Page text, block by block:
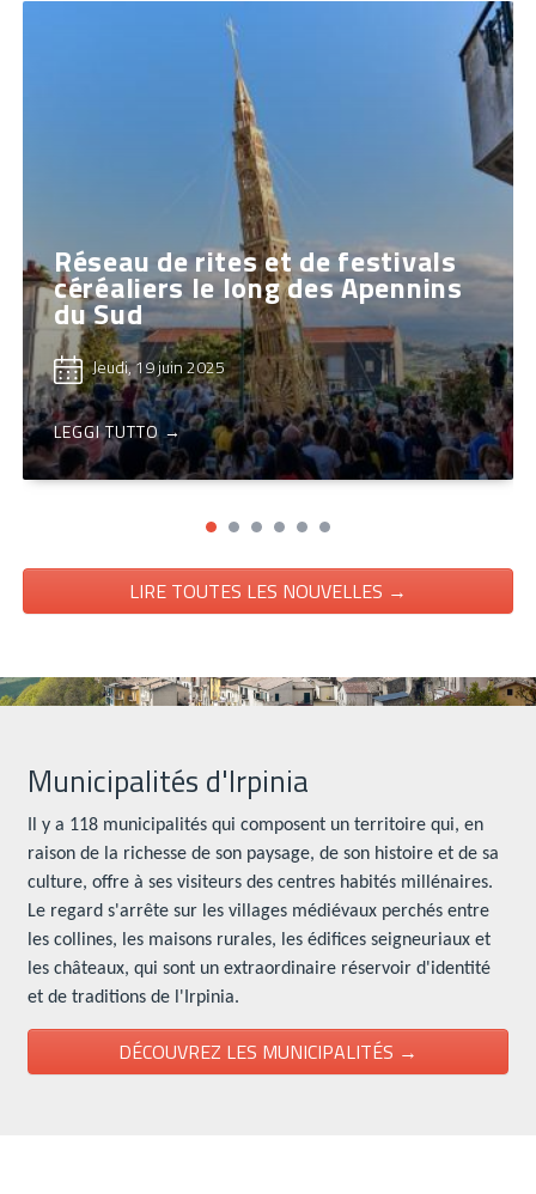
Réseau de rites et de festivals
céréaliers le long des Apennins
du Sud
Jeudi, 19 juin 2025
LEGGI TUTTO →
LIRE TOUTES LES NOUVELLES →
Municipalités d'Irpinia
Il y a 118 municipalités qui composent un territoire qui, en
raison de la richesse de son paysage, de son histoire et de sa
culture, offre à ses visiteurs des centres habités millénaires.
Le regard s'arrête sur les villages médiévaux perchés entre
les collines, les maisons rurales, les édifices seigneuriaux et
les châteaux, qui sont un extraordinaire réservoir d'identité
et de traditions de l'Irpinia.
DÉCOUVREZ LES MUNICIPALITÉS →